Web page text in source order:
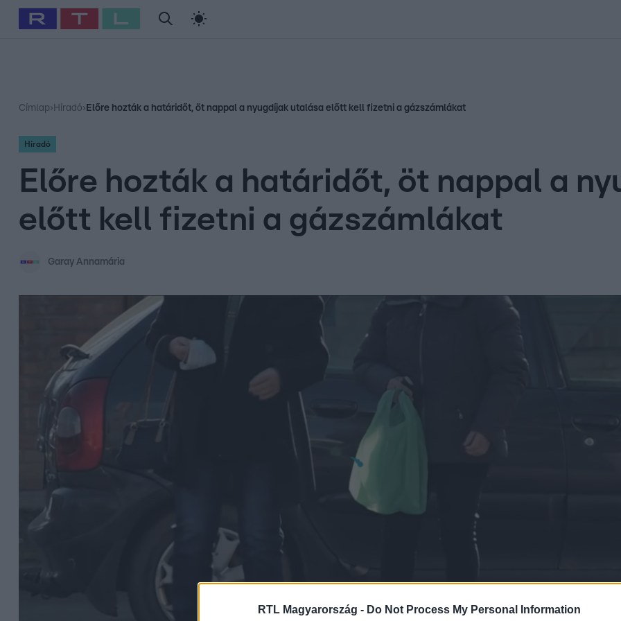
RTL Magyarország - Do Not Process My Personal Information
Babits Marcella Szellő István Most Wanted
Címlap› Híradó› Előre hozták a határidőt, öt nappal a nyugdíjak utalása előtt kell fizetni a gázszámlákat
Híradó
Előre hozták a határidőt, öt nappal a
előtt kell fizetni a gázszámlákat
Garay Annamária